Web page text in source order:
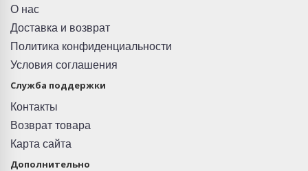
О нас
Доставка и возврат
Политика конфиденциальности
Условия соглашения
Служба поддержки
Контакты
Возврат товара
Карта сайта
Дополнительно